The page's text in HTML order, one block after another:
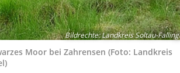
Bildrechte:Landkreis Soltau-
Moor bei Zahrensen (Foto: Landkreis